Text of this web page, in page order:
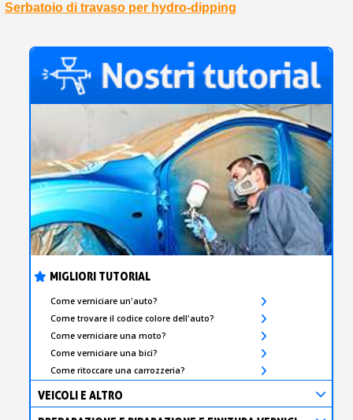
MIGLIORI TUTORIAL
Come verniciare un'auto?
Come trovare il codice colore dell'auto?
Come verniciare una moto?
Come verniciare una bici?
Come ritoccare una carrozzeria?
VEICOLI E ALTRO
Serbatoio di travaso per hydro-dipping